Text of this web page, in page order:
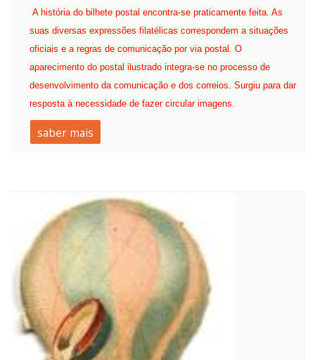
A história do bilhete postal encontra-se praticamente feita. As
suas diversas expressões filatélicas correspondem a situações
oficiais e a regras de comunicação por via postal. O
aparecimento do postal ilustrado integra-se no processo de
desenvolvimento da comunicação e dos correios. Surgiu para dar
resposta à necessidade de fazer circular imagens.
saber mais